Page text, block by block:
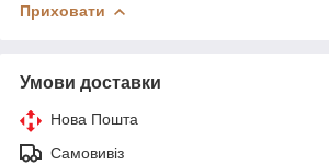
Приховати
Умови доставки
Нова Пошта
Самовивіз